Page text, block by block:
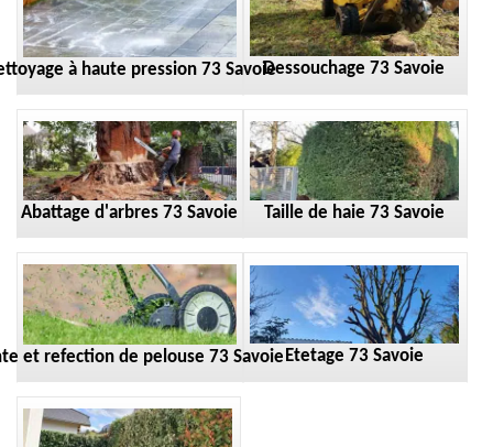
à haute pression 73 SavoieDessouchage 73 Savoie
Abattage d'arbres 73 Savoie Taille de haie 73 Savoie
et refection de pelouse 73 Savoie Etetage 73 Savoie